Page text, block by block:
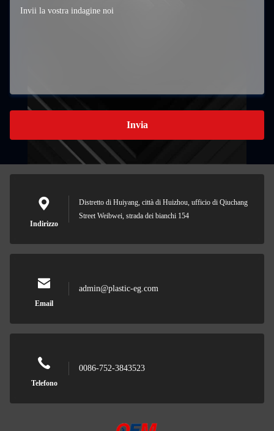
Invia
Indirizzo
Distretto di Huiyang, città di Huizhou, ufficio di Qiuchang
Street Weibwei, strada dei bianchi 154
Email
admin@plastic-eg.com
Telefono
0086-752-3843523